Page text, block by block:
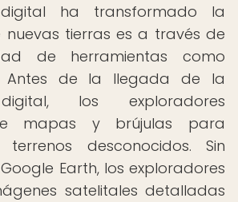
ha transformado la
nuevas tierras es a través de
de herramientas como
Antes de la llegada de la
los exploradores
mapas y brújulas para
desconocidos. Sin
Earth, los exploradores
satelitales detalladas